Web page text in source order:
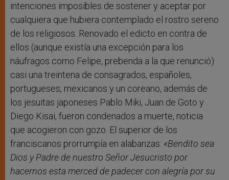
intenciones imposibles de sostener y aceptar por
cualquiera que hubiera contemplado el rostro sereno
de los religiosos. Renovado el edicto en contra de
ellos (aunque existía una excepción para los
náufragos como Felipe, prebenda a la que renunció)
casi una treintena de consagrados, españoles,
portugueses, mexicanos y un coreano, además de
los jesuitas japoneses Pablo Miki, Juan de Goto y
Diego Kisai, fueron condenados a muerte, noticia
que acogieron con gozo. El superior de los
franciscanos prorrumpía en alabanzas: «Bendito sea
Dios y Padre de nuestro Señor Jesucristo por
hacernos esta merced de padecer con alegría por su